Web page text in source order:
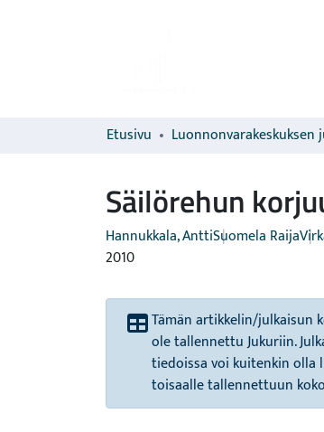
Etusivu
Säilörehun
Hannukkala, AnttiSuomela Raija
2010
Tämän artikkelin/julkaisun
ole tallennettu Jukuriin.
tiedoissa voi kuitenkin olla
toisaalle tallennettuun